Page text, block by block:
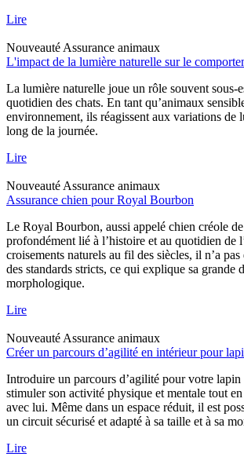
Lire
Nouveauté Assurance animaux
L'impact de la lumière naturelle sur le
La lumière naturelle joue un rôle souvent sous-
quotidien des chats. En tant qu’animaux
environnement, ils réagissent aux variations de
long de la journée.
Lire
Nouveauté Assurance animaux
Assurance chien pour Royal Bourbon
Le Royal Bourbon, aussi appelé chien créole
profondément lié à l’histoire et au quotidien de
croisements naturels au fil des siècles, il n’a
des standards stricts, ce qui explique sa grande
morphologique.
Lire
Nouveauté Assurance animaux
Créer un parcours d’agilité en intérieur pour
Introduire un parcours d’agilité pour votre lapin
stimuler son activité physique et mentale tout
avec lui. Même dans un espace réduit, il est
un circuit sécurisé et adapté à sa taille et à sa
Lire